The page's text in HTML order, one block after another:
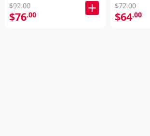
$92.00
$76.00
$72.00
$64.00